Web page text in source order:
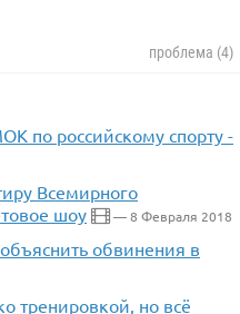
проблема (4)
по российскому спорту -
Всемирного
шоу
— 8 Февраля 2018
обвинения в
тренировкой, но всё